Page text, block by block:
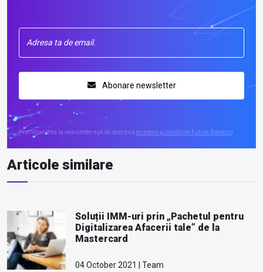
Abonare newsletter
Prin abonarea la newsletter ești de acord cu termenii și condițiile Future Banking
Articole similare
Soluții IMM-uri prin „Pachetul pentru
Digitalizarea Afacerii tale” de la
Mastercard
04 October 2021 | Team